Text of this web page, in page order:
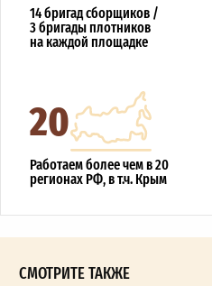
14 бригад сборщиков /
3 бригады плотников
на каждой площадке
20
Работаем более чем в 20
регионах РФ, в т.ч. Крым
СМОТРИТЕ ТАКЖЕ